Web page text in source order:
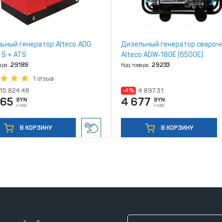
генератор Alteco ADG
+ ATS
29189
1 отзыв
15 824.48
BYN
с НДС
В КОРЗИНУ
Дизельный генератор
Alteco ADW‑180E (6500Е)
Код товара: 29233
-4% 4 897.31
4 677 BYN
с НДС
В КОРЗИНУ